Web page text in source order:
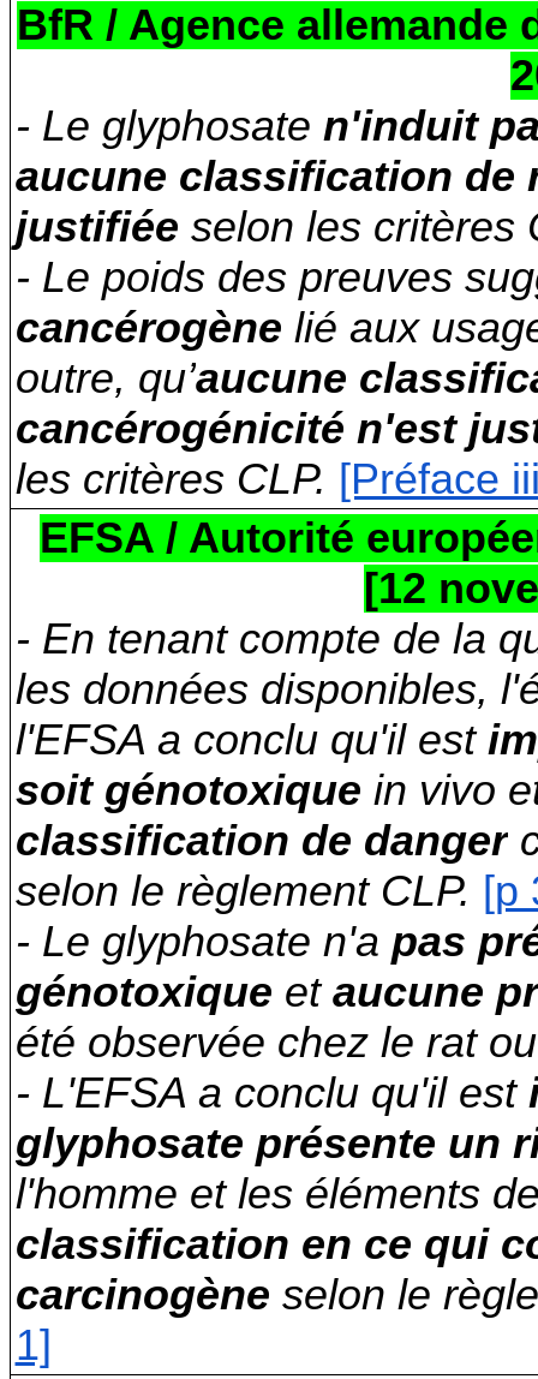
BfR / Agence allemande
- Le glyphosate n'induit
aucune classification de
justifiée selon les critères
- Le poids des preuves
cancérogène lié aux
outre, qu’aucune
cancérogénicité n'est
les critères CLP. [Préface
EFSA / Autorité
[12
- En tenant compte de la
les données disponibles,
l'EFSA a conclu qu'il est
soit génotoxique in vivo
classification de danger
selon le règlement CLP. [p
- Le glyphosate n'a pas
génotoxique et aucune
été observée chez le rat
- L'EFSA a conclu qu'il est
glyphosate présente un
l'homme et les éléments
classification en ce qui
carcinogène selon le
1]